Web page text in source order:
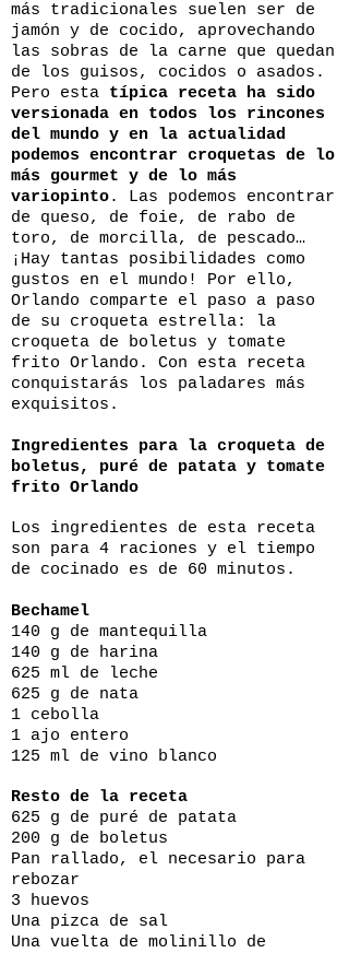
más tradicionales suelen ser de
jamón y de cocido, aprovechando
las sobras de la carne que quedan
de los guisos, cocidos o asados.
Pero esta típica receta ha sido
versionada en todos los rincones
del mundo y en la actualidad
podemos encontrar croquetas de lo
más gourmet y de lo más
variopinto. Las podemos encontrar
de queso, de foie, de rabo de
toro, de morcilla, de pescado…
¡Hay tantas posibilidades como
gustos en el mundo! Por ello,
Orlando comparte el paso a paso
de su croqueta estrella: la
croqueta de boletus y tomate
frito Orlando. Con esta receta
conquistarás los paladares más
exquisitos.
Ingredientes para la croqueta de
boletus, puré de patata y tomate
frito Orlando
Los ingredientes de esta receta
son para 4 raciones y el tiempo
de cocinado es de 60 minutos.
Bechamel
140 g de mantequilla
140 g de harina
625 ml de leche
625 g de nata
1 cebolla
1 ajo entero
125 ml de vino blanco
Resto de la receta
625 g de puré de patata
200 g de boletus
Pan rallado, el necesario para
rebozar
3 huevos
Una pizca de sal
Una vuelta de molinillo de